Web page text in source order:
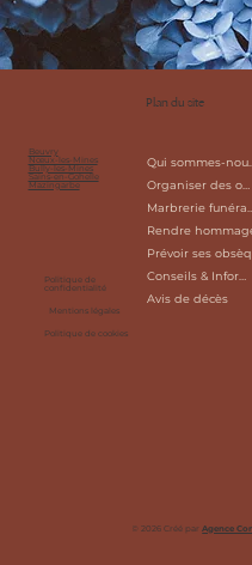
Beuvry
Nœux-les-Mines
Bully-les-Mines
Sains-en-Gohelle
Mazingarbe
Politique de
confidentialité
Mentions légales
Politique de cookies
Plan du site
Rendre
Prévoir ses
Avis de décès
© 2026 Créé parAgence